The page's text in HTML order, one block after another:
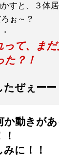
すと、３体
ぉ～？
って、ま
た？！
ぜぇーー
か動きが
に！！